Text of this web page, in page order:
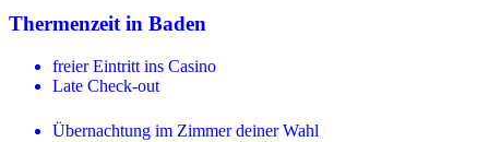
Thermenzeit in Baden
freier Eintritt ins Casino
Late Check-out
Übernachtung im Zimmer deiner Wahl